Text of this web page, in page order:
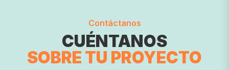
Contáctanos
CUÉNTANOS
SOBRE TU PROYECTO